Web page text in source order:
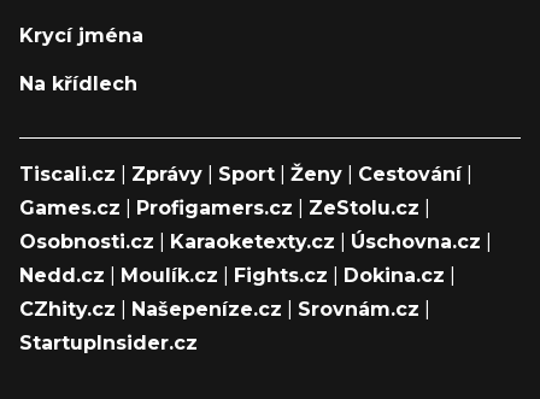
Krycí jména
Na křídlech
Tiscali.cz Zprávy Sport Ženy Cestování|
Games.cz
Profigamers.cz ZeStolu.cz
Osobnosti.cz
Karaoketexty.cz Úschovna.cz
Nedd.cz
Moulík.cz Fights.cz Dokina.cz
CZhity.cz
Našepeníze.cz Srovnám.cz
StartupInsider.cz